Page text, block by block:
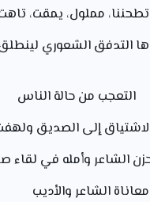
التدفق الشعوري
الصديق ولهفت
وأمله في لقاء
والأديب